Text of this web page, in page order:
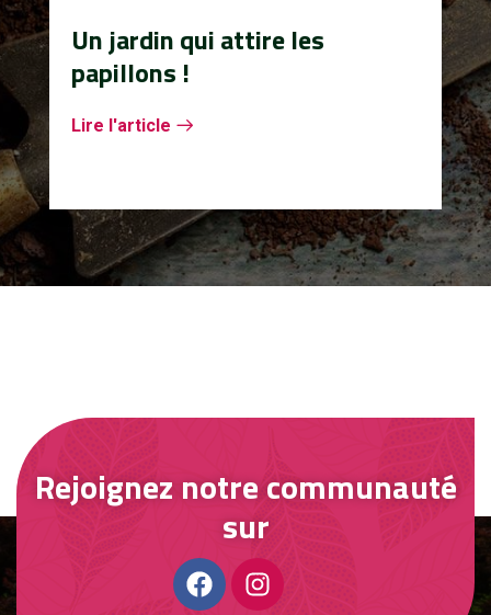
Un jardin qui attire les
papillons !
Lire l'article
Rejoignez notre communauté
sur